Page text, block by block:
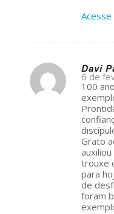
Davi
s
ays:
6 de
100
Grato
trouxe
para
de
foram